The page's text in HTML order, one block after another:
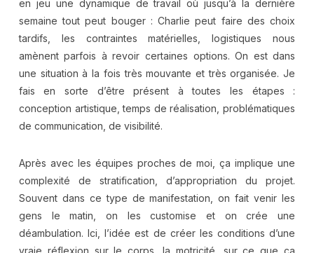
en jeu une dynamique de travail où jusqu’à la dernière
semaine tout peut bouger : Charlie peut faire des choix
tardifs, les contraintes matérielles, logistiques nous
amènent parfois à revoir certaines options. On est dans
une situation à la fois très mouvante et très organisée. Je
fais en sorte d’être présent à toutes les étapes :
conception artistique, temps de réalisation, problématiques
de communication, de visibilité.
Après avec les équipes proches de moi, ça implique une
complexité de stratification, d’appropriation du projet.
Souvent dans ce type de manifestation, on fait venir les
gens le matin, on les customise et on crée une
déambulation. Ici, l’idée est de créer les conditions d’une